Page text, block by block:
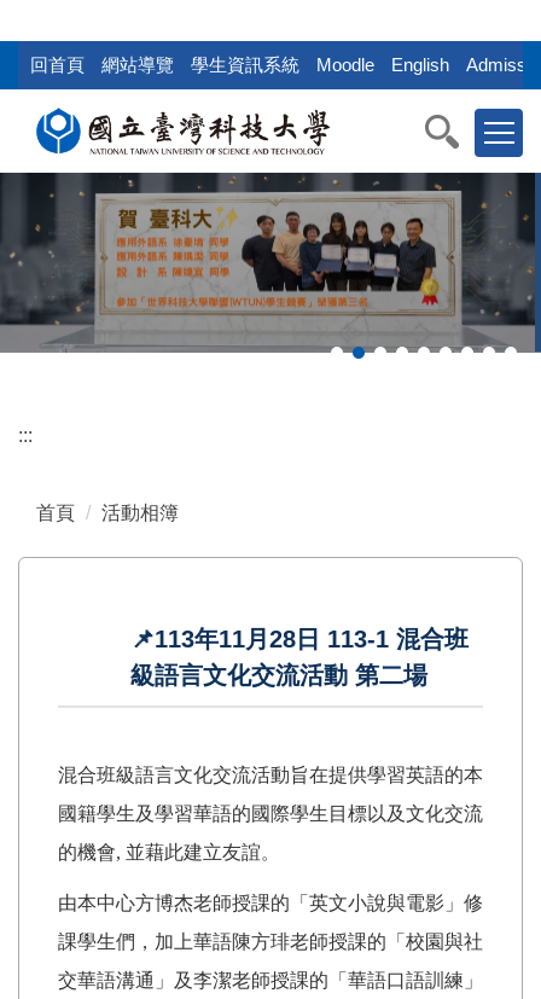
到
回首頁 網站導覽 學生資訊系統 Moodle English
:::
首頁 活動相簿
📌113年11月28日 113-1 混合班
級語言文化交流活動 第二場
混合班級語言文化交流活動旨在提供學習英語的本
國籍學生及學習華語的國際學生目標以及文化交流
的機會, 並藉此建立友誼。
由本中心方博杰老師授課的「英文小說與電影」修
課學生們，加上華語陳方琲老師授課的「校園與社
交華語溝通」及李潔老師授課的「華語口語訓練」